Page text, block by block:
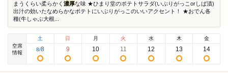
まうくらい柔らかく 濃厚な味 ★ひまり堂のポテトサラダ(いぶりがっこorしば漬)
出汁の効いたなめらかなポテトにいぶりがっこのいいアクセント！ ★おでん各
種(牛しゃぶ大根...
空席
情報
土
8/8
日
9
月
10
火
11
水
12
木
13
金
14